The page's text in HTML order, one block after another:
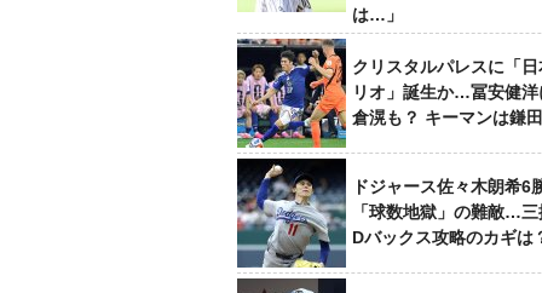
は…」
クリスタルパレスに「日
リオ」誕生か…冨安健洋
倉滉も？ キーマンは鎌
ドジャース佐々木朗希6
「球数地獄」の難敵…
Dバックス攻略のカギは